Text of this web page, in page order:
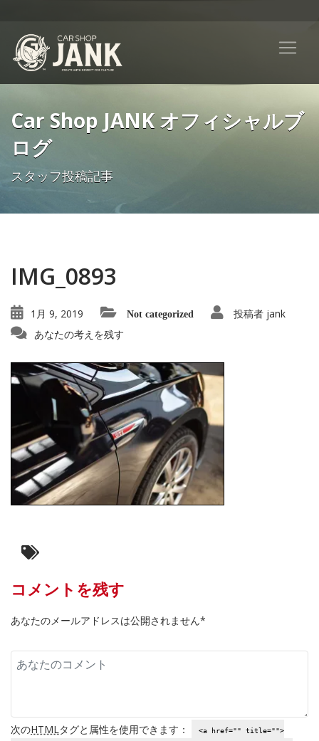
Car Shop JANK オフィシャルブ
ログ
スタッフ投稿記事
IMG_0893
1月 9, 2019 Not categorized 投稿者 jank
あなたの考えを残す
コメントを残す
あなたのメールアドレスは公開されません*
次のHTML タグと属性を使用できます： <a href="" title="">